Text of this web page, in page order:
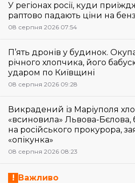
У регіонах росії, куди
раптово падають ціни на
08 серпня 2026 07:54
П’ять дронів у будинок.
річного хлопчика, його
ударом по Київщині
08 серпня 2026 09:28
Викрадений із Маріуполя
«всиновила» Львова-Бєлова,
на російського прокурора,
«опікунка»
08 серпня 2026 08:23
Важливо